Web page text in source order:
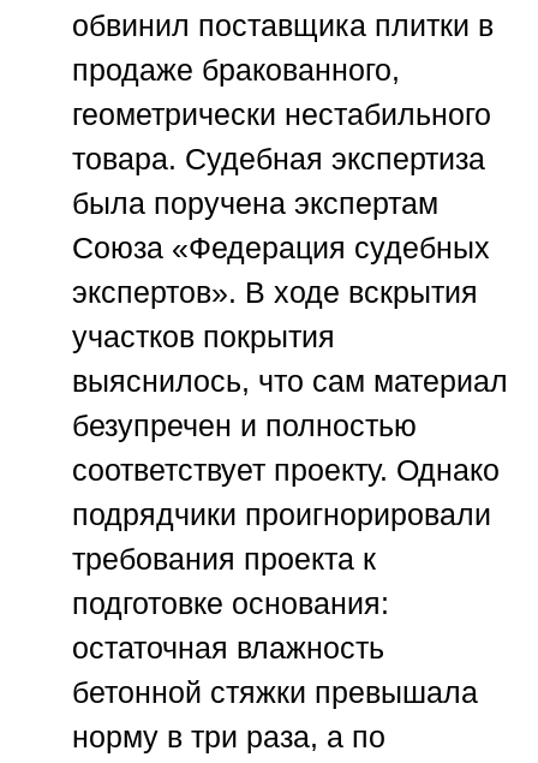
обвинил поставщика плитки в
продаже бракованного,
геометрически нестабильного
товара. Судебная экспертиза
была поручена экспертам
Союза «Федерация судебных
экспертов». В ходе вскрытия
участков покрытия
выяснилось, что сам материал
безупречен и полностью
соответствует проекту. Однако
подрядчики проигнорировали
требования проекта к
подготовке основания:
остаточная влажность
бетонной стяжки превышала
норму в три раза, а по